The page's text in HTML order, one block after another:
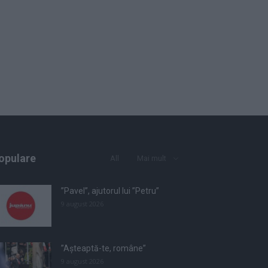
”Pavel”, ajutorul lui ”Petru”
”Așteaptă-te, române”